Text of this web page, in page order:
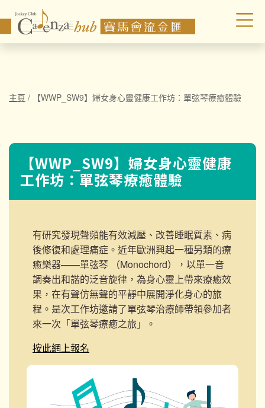
主頁 / 【WWP_SW9】婦女身心靈健康工作坊：單弦琴療癒體驗
【WWP_SW9】婦女身心靈健康
工作坊：單弦琴療癒體驗
有研究發現聲頻能有效減壓、改善睡眠質素、病
後修復和處理痛症。近年歐洲興起一種另類的療
癒樂器——單弦琴 （Monochord），以單一音
調奏出和諧的泛音旋律，為身心靈上帶來療癒效
果，在有聲仿無聲的平靜中展開淨化身心的旅
程。是次工作坊邀請了單弦琴治療師帶領參加者
來一次「單弦琴療癒之旅」。
按此網上報名